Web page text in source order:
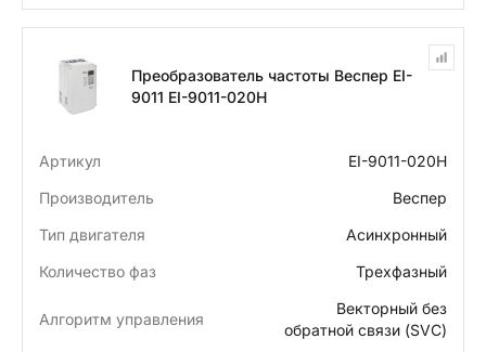
Преобразователь частоты Веспер EI-
9011 EI-9011-020H
Артикул
EI-9011-020H
Производитель
Веспер
Тип двигателя
Асинхронный
Количество фаз
Трехфазный
Алгоритм управления
Векторный без
обратной связи (SVC)